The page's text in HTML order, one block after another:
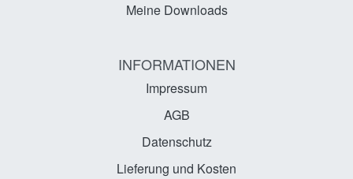
Meine Downloads
INFORMATIONEN
Impressum
AGB
Datenschutz
Lieferung und Kosten